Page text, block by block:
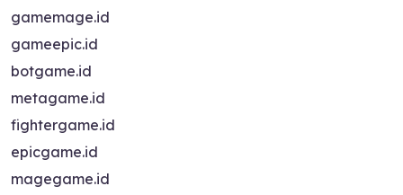
gamemage.id
gameepic.id
botgame.id
metagame.id
fightergame.id
epicgame.id
magegame.id